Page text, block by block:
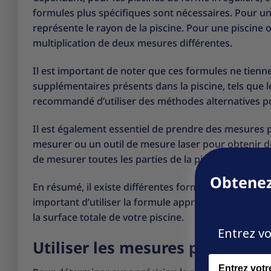
formules plus spécifiques sont nécessaires. Pour
représente le rayon de la piscine. Pour une
multiplication de deux mesures différentes.
Il est important de noter que ces formules ne
supplémentaires présents dans la piscine, tels que
recommandé d’utiliser des méthodes alternatives
Il est également essentiel de prendre des
mesurer ou un outil de mesure laser pour obtenir
de mesurer toutes les parties de la piscine, y
En résumé, il existe différentes formules pour
important d’utiliser la formule appropriée et de
la surface totale de votre piscine.
Utiliser les mesures pour
Entrez
Name